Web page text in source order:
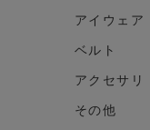
アイウェア
ベルト
アクセサリ
その他